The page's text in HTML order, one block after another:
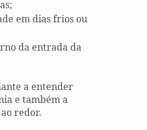
em dias frios ou
da entrada da
a entender
e também a
redor.